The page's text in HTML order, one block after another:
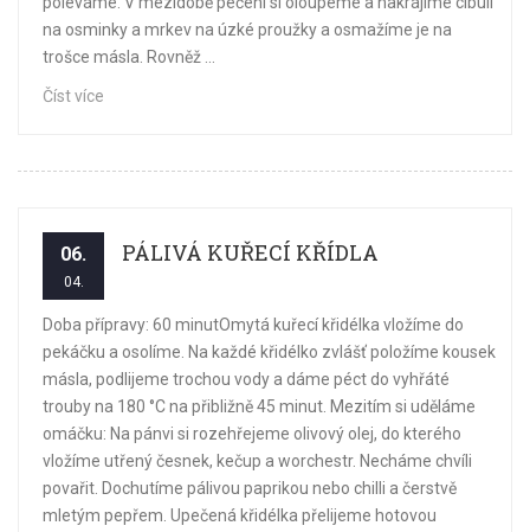
na osminky a mrkev na úzké proužky a osmažíme je na
trošce másla. Rovněž ...
Číst více
06.
04.
PÁLIVÁ KUŘECÍ KŘÍDLA
Doba přípravy: 60 minutOmytá kuřecí křidélka vložíme do
pekáčku a osolíme. Na každé křidélko zvlášť položíme kousek
másla, podlijeme trochou vody a dáme péct do vyhřáté
trouby na 180 °C na přibližně 45 minut. Mezitím si uděláme
omáčku: Na pánvi si rozehřejeme olivový olej, do kterého
vložíme utřený česnek, kečup a worchestr. Necháme chvíli
povařit. Dochutíme pálivou paprikou nebo chilli a čerstvě
mletým pepřem. Upečená křidélka přelijeme hotovou